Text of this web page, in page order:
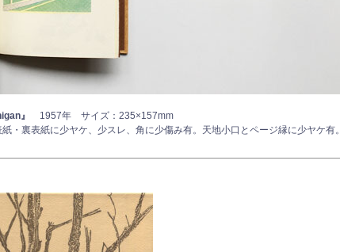
』
1957年 サイズ：235×157mm
・裏表紙に少ヤケ、少スレ、角に少傷み有。天地小口とページ縁に少ヤケ有。